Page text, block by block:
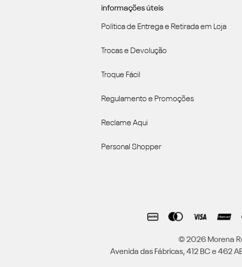
informações úteis
Política de Entrega e Retirada em Loja
Trocas e Devolução
Troque Fácil
Regulamento e Promoções
Reclame Aqui
Personal Shopper
© 2026 Morena
Avenida das Fábricas, 412 BC e 462